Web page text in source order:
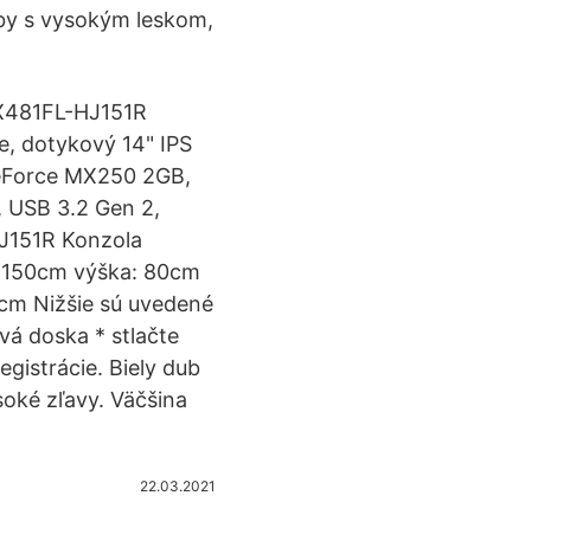
s vysokým leskom,
HJ151R
dotykový 14" IPS
MX250 2GB,
3.2 Gen 2,
Konzola
výška: 80cm
Nižšie sú uvedené
doska * stlačte
Biely dub
zľavy. Väčšina
22.03.2021